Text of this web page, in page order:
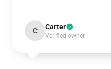
C Carter
Verified owner